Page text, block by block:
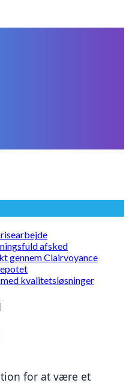
afsked
gennem Clairvoyance
kvalitetsløsninger